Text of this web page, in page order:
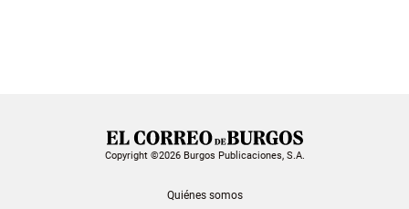
Copyright ©2026 Burgos Publicaciones, S.A.
Quiénes somos